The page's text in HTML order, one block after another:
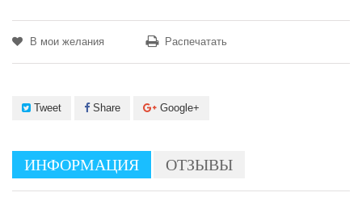
В мои желания Распечатать
Tweet Share Google+
ИНФОРМАЦИЯ ОТЗЫВЫ